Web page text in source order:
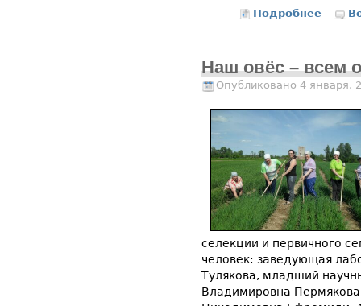
Подробнее о
Наш овёс – всем
Опубликовано 4 января,
селекции и первичного
человек: заведующая
Тулякова, младший
Владимировна